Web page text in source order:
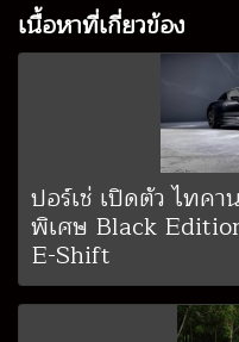
เนื้อหาที่เกี่ยวข้อง
ปอร์เช่ เปิดตัว ไทค
พิเศษ Black
E-Shift